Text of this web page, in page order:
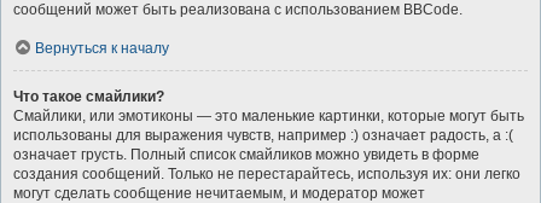
сообщений может быть реализована с использованием BBCode.
Вернуться к началу
Что такое смайлики?
Смайлики, или эмотиконы — это маленькие картинки, которые могут быть
использованы для выражения чувств, например :) означает радость, а :(
означает грусть. Полный список смайликов можно увидеть в форме
создания сообщений. Только не перестарайтесь, используя их: они легко
могут сделать сообщение нечитаемым, и модератор может